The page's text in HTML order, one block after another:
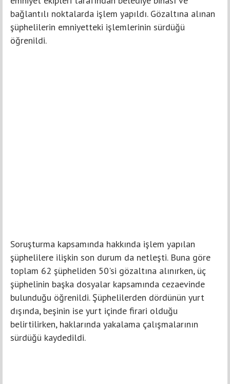
bağlantılı noktalarda işlem yapıldı. Gözaltına alınan
şüphelilerin emniyetteki işlemlerinin sürdüğü
öğrenildi.
Soruşturma kapsamında hakkında işlem yapılan
şüphelilere ilişkin son durum da netleşti. Buna göre
toplam 62 şüpheliden 50'si gözaltına alınırken, üç
şüphelinin başka dosyalar kapsamında cezaevinde
bulunduğu öğrenildi. Şüphelilerden dördünün yurt
dışında, beşinin ise yurt içinde firari olduğu
belirtilirken, haklarında yakalama çalışmalarının
sürdüğü kaydedildi.